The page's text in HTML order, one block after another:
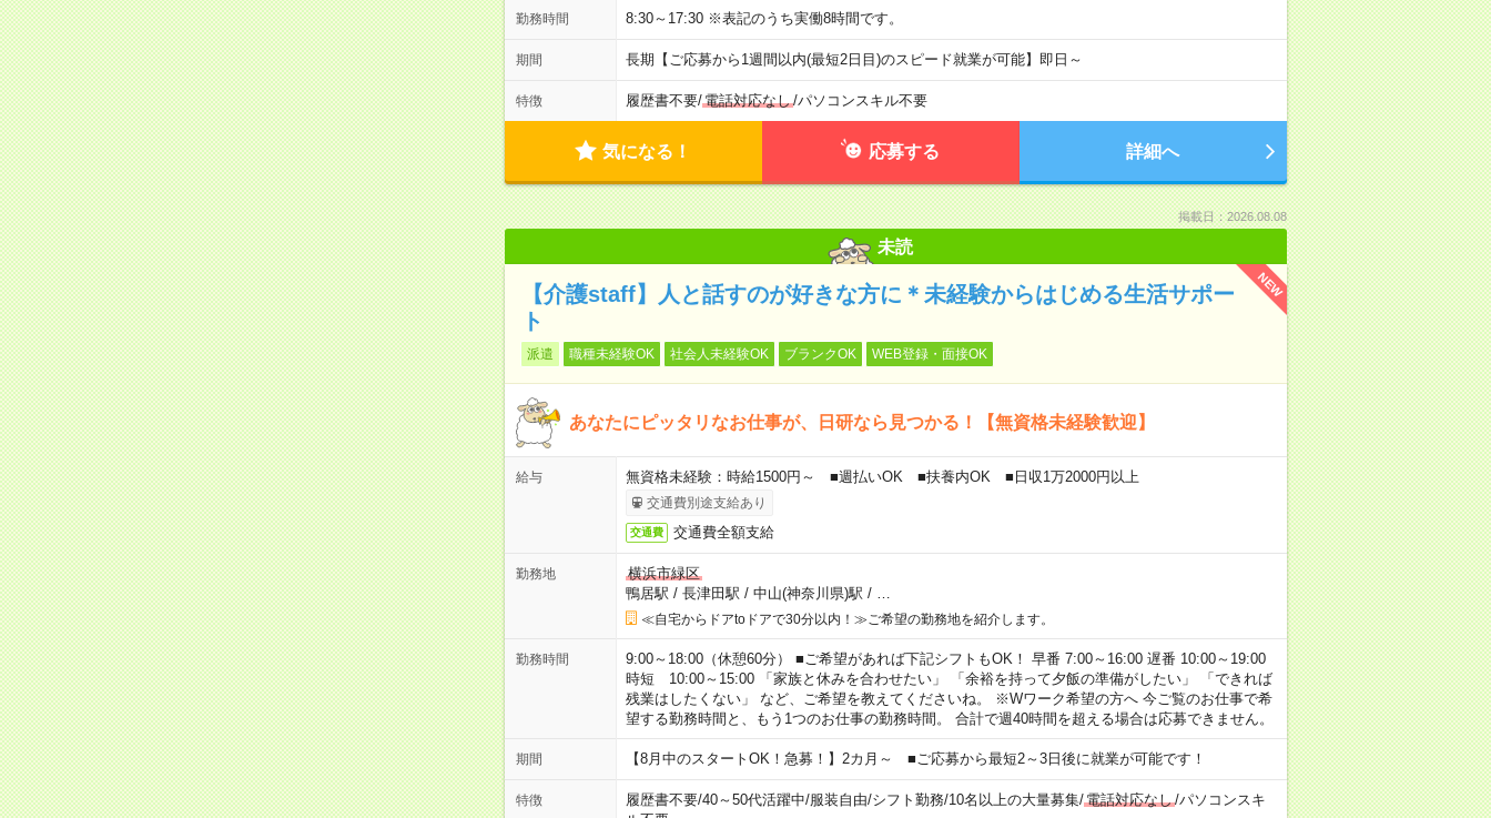
勤務時間 8:30～17:30 ※表記のうち実働8時間です。
期間 長期【ご応募から1週間以内(最短2日目)のスピード就業が可能】即日～
特徴 履歴書不要/電話対応なし/パソコンスキル不要
気になる！ 応募する 詳細へ
掲載日：2026.08.08
未読
NEW
【介護staff】人と話すのが好きな方に＊未経験からはじめる生活サポー
ト
派遣 職種未経験OK 社会人未経験OK ブランクOK WEB登録・面接OK
あなたにピッタリなお仕事が、日研なら見つかる！【無資格未経験歓迎】
給与 無資格未経験：時給1500円～ ■週払いOK ■扶養内OK ■日収1万2000円以上
交通費別途支給あり
交通費 交通費全額支給
勤務地
横浜市緑区
鴨居駅 / 長津田駅 / 中山(神奈川県)駅 /
≪自宅からドアtoドアで30分以内！≫ご希望の勤務地を紹介します。
勤務時間
9:00～18:00（休憩60分） ■ご希望があれば下記シフトもOK！ 早番 7:00～16:00 遅番 10:00～19:00
時短 10:00～15:00 「家族と休みを合わせたい」 「余裕を持って夕飯の準備がしたい」 「できれば
残業はしたくない」 など、ご希望を教えてくださいね。 ※Wワーク希望の方へ 今ご覧のお仕事で希
望する勤務時間と、もう1つのお仕事の勤務時間。 合計で週40時間を超える場合は応募できません。
期間 【8月中のスタートOK！急募！】2カ月～ ■ご応募から最短2～3日後に就業が可能です！
特徴 履歴書不要/40～50代活躍中/服装自由/シフト勤務/10名以上の大量募集/電話対応なし/パソコンスキ